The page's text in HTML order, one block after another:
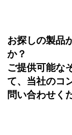
お探しの製品
か？
ご提供可能な
て、当社のコ
問い合わせく